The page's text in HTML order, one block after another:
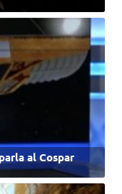
al Cospar